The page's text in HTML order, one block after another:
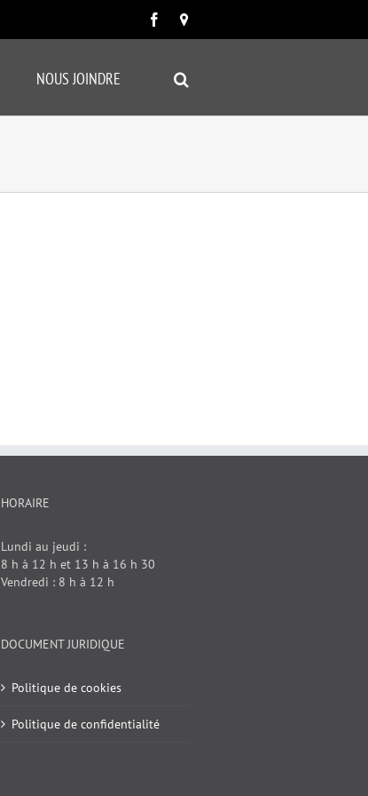
Facebook
Carte
NOUS JOINDRE
HORAIRE
Lundi au jeudi :
8 h à 12 h et 13 h à 16 h 30
Vendredi : 8 h à 12 h
DOCUMENT JURIDIQUE
Politique de cookies
Politique de confidentialité